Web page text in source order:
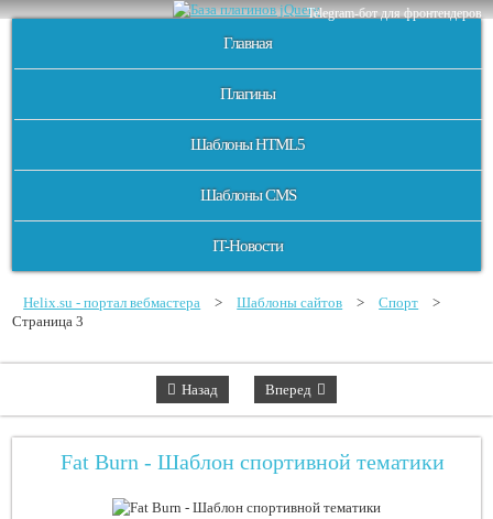
Telegram-бот для фронтендеров
Главная
Плагины
Шаблоны HTML5
Шаблоны CMS
IT-Новости
Helix.su - портал вебмастера > Шаблоны сайтов > Спорт
>
Страница 3
Назад Вперед
Fat Burn - Шаблон спортивной тематики